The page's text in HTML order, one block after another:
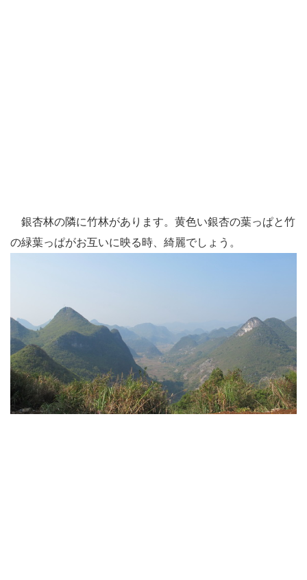
銀杏林の隣に竹林があります。黄色い銀杏の葉っぱと竹
の緑葉っぱがお互いに映る時、綺麗でしょう。